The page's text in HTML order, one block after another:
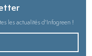
les actualités d'Infogreen !